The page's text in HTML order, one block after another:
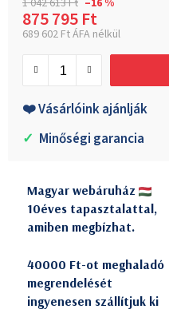
1 042 613 Ft –16 %
875 795 Ft
689 602 Ft ÁFA nélkül
❤️ Vásárlóink ajánlják
✓ Minőségi garancia
Magyar webáruház
10éves tapasztalattal,
amiben megbízhat.
40000 Ft-ot meghaladó
megrendelését
ingyenesen szállítjuk ki